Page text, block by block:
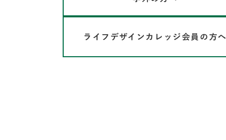
ライフデザインカレッジ会員の方へ